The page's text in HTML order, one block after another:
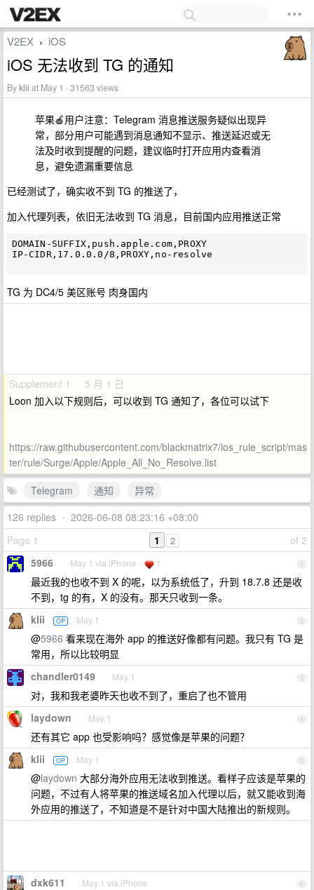
V2EX › iOS
iOS 无法收到 TG 的通知
Byklii at May 1 · 31563 views
苹果🍎用户注意：Telegram 消息推送服务疑似出现异
常，部分用户可能遇到消息通知不显示、推送延迟或无
法及时收到提醒的问题，建议临时打开应用内查看消
息，避免遗漏重要信息
已经测试了，确实收不到 TG 的推送了，
加入代理列表，依旧无法收到 TG 消息，目前国内应用推送正常
DOMAIN-SUFFIX,push.apple.com,PROXY
IP-CIDR,17.0.0.0/8,PROXY,no-resolve
TG 为 DC4/5 美区账号 肉身国内
Supplement 1 · 5 月 1 日
Loon 加入以下规则后，可以收到 TG 通知了，各位可以试下
https://raw.githubusercontent.com/blackmatrix7/ios_rule_script/mas
ter/rule/Surge/Apple/Apple_All_No_Resolve.list
Telegram
通知
异常
126 replies • 2026-06-08 08:23:16 +08:00
Page 1
of 2
1 2
1
5966 May 1 via iPhone 1
最近我的也收不到 X 的呢，以为系统低了，升到 18.7.8 还是收
不到，tg 的有，X 的没有。那天只收到一条。
2
klii OP May 1
@5966 看来现在海外 app 的推送好像都有问题。我只有 TG 是
常用，所以比较明显
3
chandler0149 May 1
对，我和我老婆昨天也收不到了，重启了也不管用
4
laydown May 1
还有其它 app 也受影响吗？感觉像是苹果的问题？
5
klii OP May 1
@laydown 大部分海外应用无法收到推送。看样子应该是苹果的
问题，不过有人将苹果的推送域名加入代理以后，就又能收到海
外应用的推送了，不知道是不是针对中国大陆推出的新规则。
6
dxk611 May 1 via iPhone